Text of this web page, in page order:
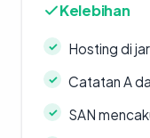
Kelebihan
Hosting di
Catatan A
SAN